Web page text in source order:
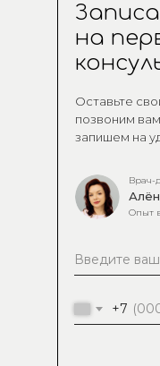
на
+7
Оставьте
позвоним
запишем на
Врач-
Опыт